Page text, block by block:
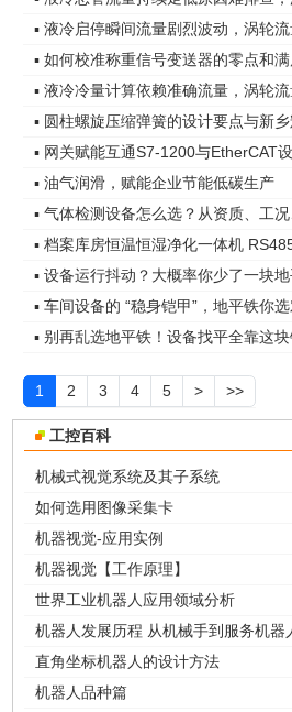
▪ 如何校准称重信号变送器的零点和
▪ 圆柱螺旋压缩弹簧的设计要点与新
▪ 网关赋能互通S7-1200与EtherCAT
▪ 油气润滑，赋能企业节能低碳生产
▪ 气体检测设备怎么选？从资质、工
▪ 档案库房恒温恒湿净化一体机
▪ 设备运行抖动？大概率你少了一块
▪ 车间设备的 “稳身铠甲”，地平铁你
▪ 别再乱选地平铁！设备找平全靠这
1 2 3 4 5 > >>
工控百科
机械式视觉系统及其子系统
如何选用图像采集卡
机器视觉-应用实例
机器视觉【工作原理】
世界工业机器人应用领域分析
机器人发展历程 从机械手到服务机器
直角坐标机器人的设计方法
机器人品种篇